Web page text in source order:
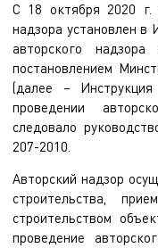
С 18 октября 2020 г.
надзора установлен в
авторского надзора
постановлением
(далее –
проведении
следовало
207-2010.
Авторский надзор
строительства,
строительством
проведение